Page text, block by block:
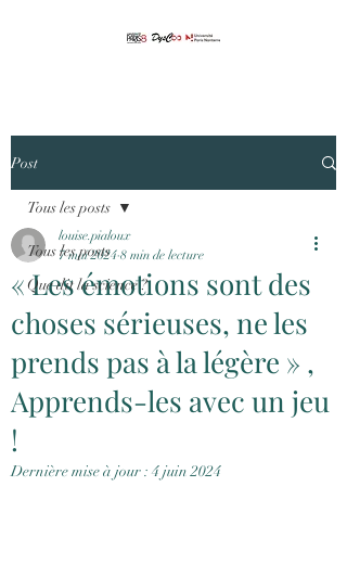
Post
Tous les posts
Que dit la science ?
Tous les posts
« Les émotions sont des
choses sérieuses, ne les
prends pas à la légère » ,
Apprends-les avec un jeu
!
louise.pialoux
7 mai 2024 8 min de lecture
Dernière mise à jour : 4 juin 2024